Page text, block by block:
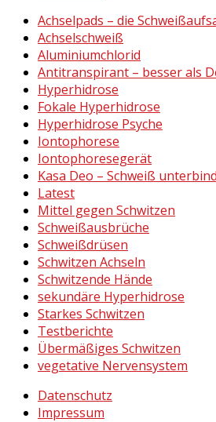
Achselpads – die
Achselschweiß
Aluminiumchlorid
Antitranspirant – besser als
Hyperhidrose
Fokale Hyperhidrose
Hyperhidrose Psyche
Iontophorese
Iontophoresegerät
Kasa Deo – Schweiß
Latest
Mittel gegen Schwitzen
Schweißausbrüche
Schweißdrüsen
Schwitzen Achseln
Schwitzende Hände
sekundäre Hyperhidrose
Starkes Schwitzen
Testberichte
Übermäßiges Schwitzen
vegetative Nervensystem
Datenschutz
Impressum